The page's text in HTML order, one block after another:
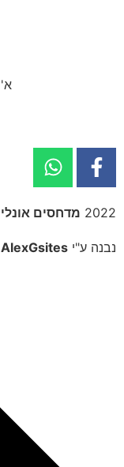
א' -
נבנה ע"י AlexGsites - בניית אתרים
2022 מדחסים